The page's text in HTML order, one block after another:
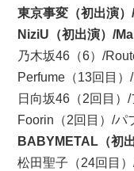
東京事変（初出演
NiziU（初出演）/
乃木坂46（6）/
Perfume（13回目
日向坂46（2回目）
Foorin（2回目）/パ
BABYMETAL（初
松田聖子（24回目